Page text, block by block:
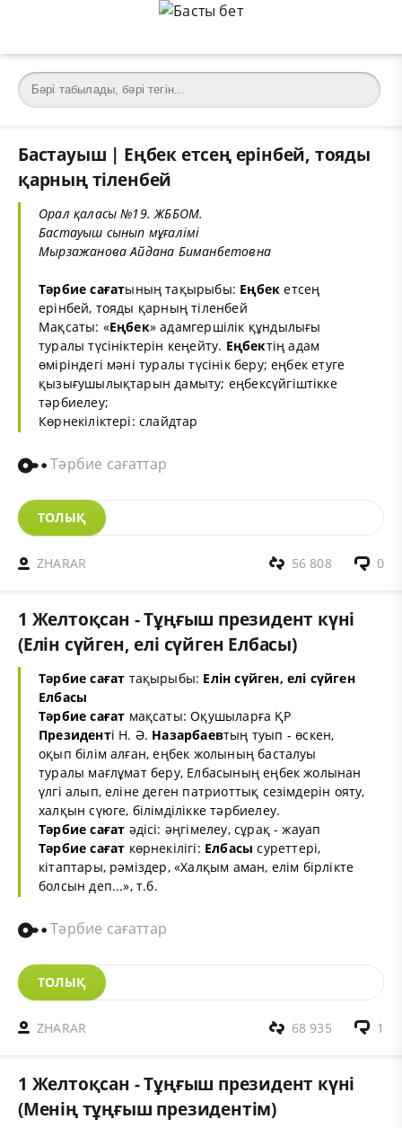
Бастауыш | Еңбек етсең ерінбей, тояды
қарның тіленбей
Орал қаласы №19. ЖББОМ.
Бастауыш сынып мұғалімі
Мырзажанова Айдана Биманбетовна
Тәрбие сағатының тақырыбы: Еңбек етсең
ерінбей, тояды қарның тіленбей
Мақсаты: «Еңбек» адамгершілік құндылығы
туралы түсініктерін кеңейту. Еңбектің адам
өміріндегі мәні туралы түсінік беру; еңбек етуге
қызығушылықтарын дамыту; еңбексүйгіштікке
тәрбиелеу;
Көрнекіліктері: слайдтар
Тәрбие сағаттар
ТОЛЫҚ
ZHARAR 0
56 808
1 Желтоқсан - Тұңғыш президент күні
(Елін сүйген, елі сүйген Елбасы)
Тәрбие сағат тақырыбы: Елін сүйген, елі сүйген
Елбасы
Тәрбие сағат мақсаты: Оқушыларға ҚР
Президенті Н. Ә. Назарбаевтың туып - өскен,
оқып білім алған, еңбек жолының басталуы
туралы мағлұмат беру, Елбасының еңбек жолынан
үлгі алып, еліне деген патриоттық сезімдерін ояту,
халқын сүюге, білімділікке тәрбиелеу.
Тәрбие сағат әдісі: әңгімелеу, сұрақ - жауап
Тәрбие сағат көрнекілігі: Елбасы суреттері,
кітаптары, рәміздер, «Халқым аман, елім бірлікте
болсын деп...», т.б.
Тәрбие сағаттар
ТОЛЫҚ
ZHARAR 1
68 935
1 Желтоқсан - Тұңғыш президент күні
(Менің тұңғыш президентім)